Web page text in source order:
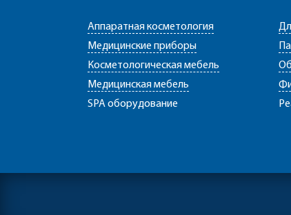
Аппаратная косметология
Медицинские приборы
Косметологическая мебель
Медицинская мебель
SPA оборудование